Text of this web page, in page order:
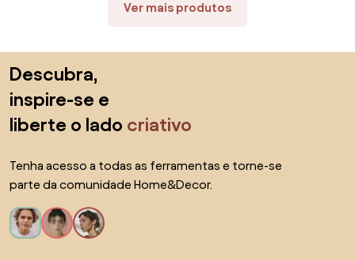
Ver mais produtos
Descubra,
inspire-se e
liberte o lado criativo
Tenha acesso a todas as ferramentas e torne-se
parte da comunidade Home&Decor.